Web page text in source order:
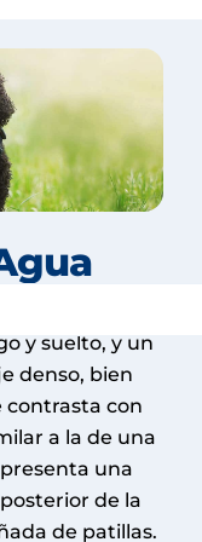
y suelto, y un
denso, bien
contrasta con
a la de una
una
de la
de patillas.